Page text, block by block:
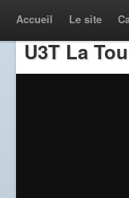
Accueil Le site
U3T La